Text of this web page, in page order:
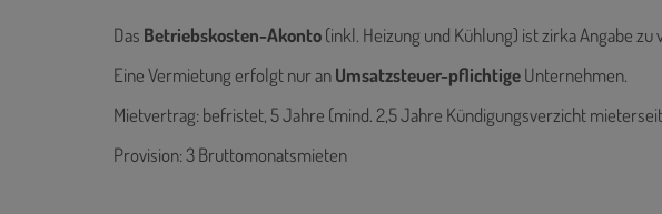
Das Betriebskosten-Akonto(inkl. Heizung und Kühlung) ist zirka Angabe zu
Eine Vermietung erfolgt nur anUmsatzsteuer-pflichtigeUnternehmen.
Mietvertrag: befristet, 5 Jahre (mind. 2,5 Jahre Kündigungsverzicht
Provision: 3 Bruttomonatsmieten